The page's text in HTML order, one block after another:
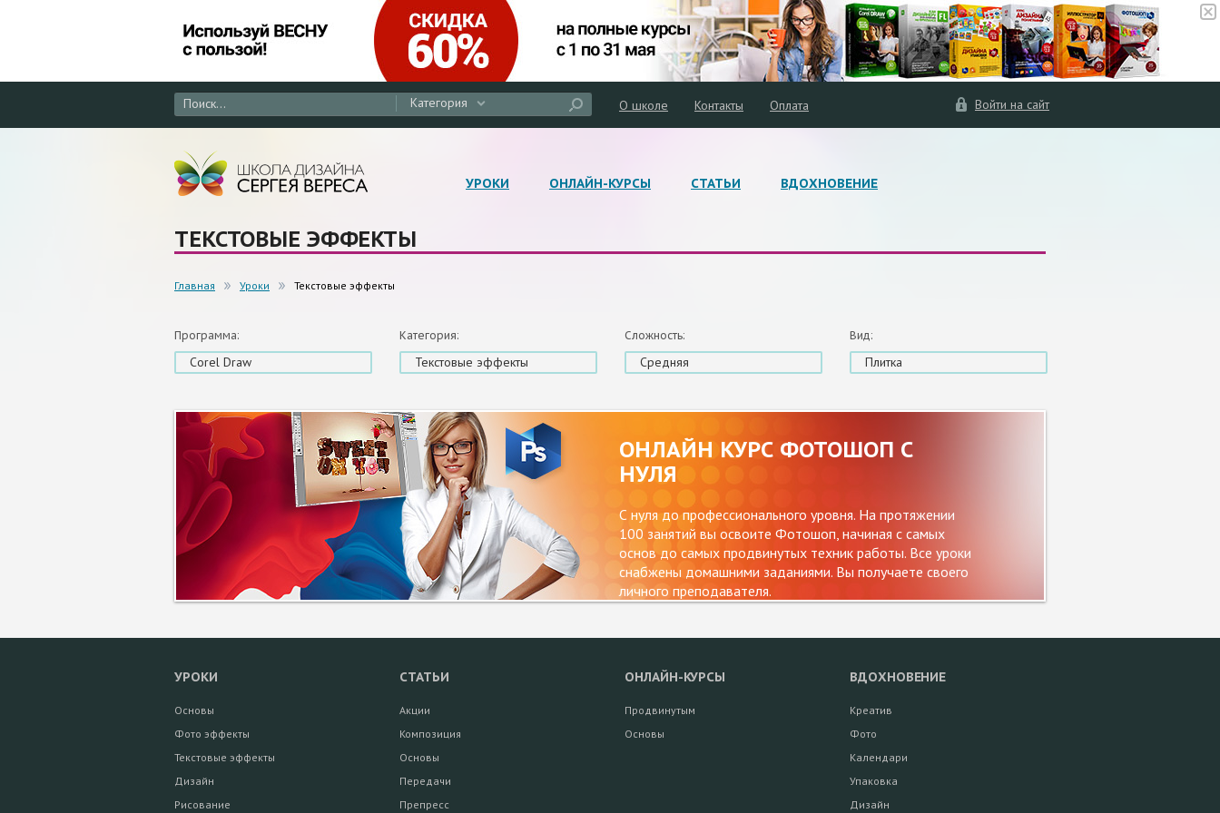
Войти на сайт
Категория О школе Контакты Оплата
УРОКИ ОНЛАЙН-КУРСЫ СТАТЬИ ВДОХНОВЕНИЕ
ТЕКСТОВЫЕ ЭФФЕКТЫ
Главная Уроки Текстовые эффекты
Программа:
Corel Draw
Категория:
Текстовые эффекты
Сложность:
Средняя
Вид:
Плитка
ОНЛАЙН КУРС ФОТОШОП С
НУЛЯ
С нуля до профессионального уровня. На протяжении
100 занятий вы освоите Фотошоп, начиная с самых
основ до самых продвинутых техник работы. Все уроки
снабжены домашними заданиями. Вы получаете своего
личного преподавателя.
УРОКИ
Основы
Фото эффекты
Текстовые эффекты
Дизайн
Рисование
СТАТЬИ
Акции
Композиция
Основы
Передачи
Препресс
ОНЛАЙН-КУРСЫ
Продвинутым
Основы
ВДОХНОВЕНИЕ
Креатив
Фото
Календари
Упаковка
Дизайн